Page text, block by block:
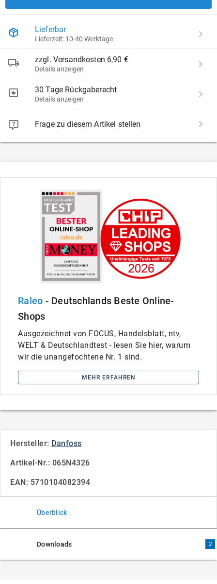
Lieferbar
Lieferzeit: 10-40 Werktage
zzgl. Versandkosten 6,90 €
Details anzeigen
30 Tage Rückgaberecht
Details anzeigen
Frage zu diesem Artikel stellen
Raleo - Deutschlands Beste Online-
Shops
Ausgezeichnet von FOCUS, Handelsblatt, ntv,
WELT & Deutschlandtest - lesen Sie hier, warum
wir die unangefochtene Nr. 1 sind.
MEHR ERFAHREN
Hersteller: Danfoss
Artikel-Nr.: 065N4326
EAN: 5710104082394
Überblick
Downloads 2